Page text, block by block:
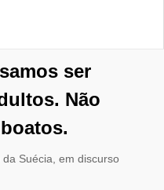
ser
Não
Suécia, em discurso